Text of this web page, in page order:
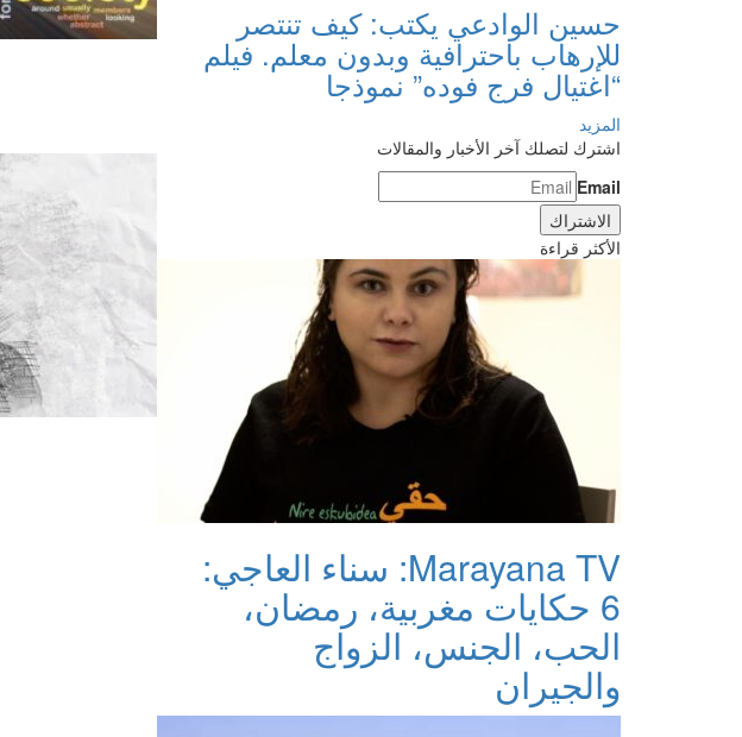
حسين الوادعي يكتب: كيف تنتصر
للإرهاب باحترافية وبدون معلم. فيلم
“اغتيال فرج فوده” نموذجا
المزيد
اشترك لتصلك آخر الأخبار والمقالات
Email
الأكثر قراءة
Marayana TV: سناء العاجي:
6 حكايات مغربية، رمضان،
الحب، الجنس، الزواج
والجيران